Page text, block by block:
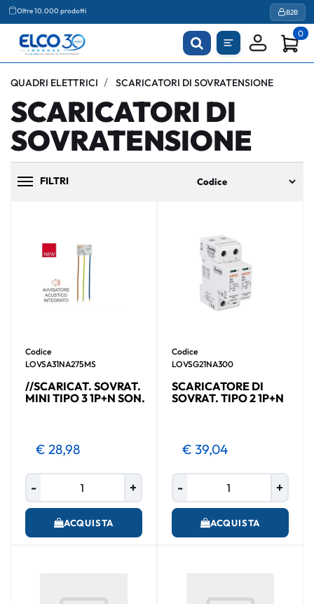
Oltre 10.000 prodotti
Agevolazioni fiscali B2B
0
QUADRI ELETTRICI SCARICATORI DI SOVRATENSIONE
SCARICATORI DI
SOVRATENSIONE
Codice
LOVSA31NA275MS
//SCARICAT. SOVRAT.
MINI TIPO 3 1P+N SON.
€ 28,98
ACQUISTA
Codice
LOVSG21NA300
SCARICATORE DI
SOVRAT. TIPO 2 1P+N
€ 39,04
ACQUISTA
FILTRI